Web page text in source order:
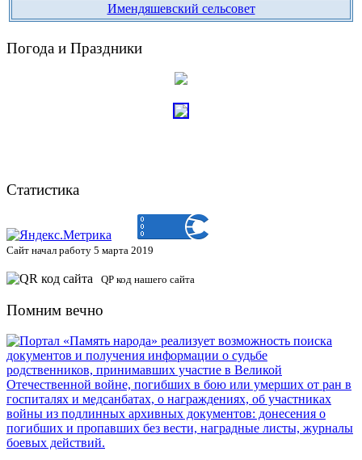
Имендяшевский сельсовет
Погода и Праздники
Статистика
Сайт начал работу 5 марта 2019
QP код нашего сайта
Помним вечно